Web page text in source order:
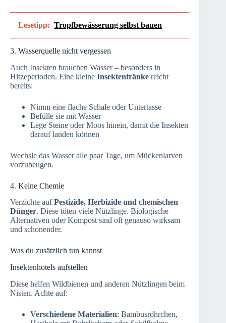
Lesetipp: Tropfbewässerung selbst bauen
3. Wasserquelle nicht vergessen
Auch Insekten brauchen Wasser – besonders in
Hitzeperioden. Eine kleine Insektentränke reicht
bereits:
Nimm eine flache Schale oder Untertasse
Befülle sie mit Wasser
Lege Steine oder Moos hinein, damit die Insekten
darauf landen können
Wechsle das Wasser alle paar Tage, um Mückenlarven
vorzubeugen.
4. Keine Chemie
Verzichte aufPestizide, Herbizide und chemischen
Dünger. Diese töten viele Nützlinge. Biologische
Alternativen oder Kompost sind oft genauso wirksam
und schonender.
Was du zusätzlich tun kannst
Insektenhotels aufstellen
Diese helfen Wildbienen und anderen Nützlingen beim
Nisten. Achte auf:
Verschiedene Materialien: Bambusröhrchen,